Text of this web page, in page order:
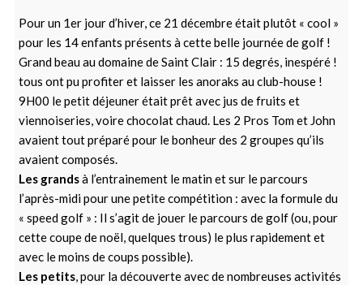
Pour un 1er jour d’hiver, ce 21 décembre était plutôt « cool »
pour les 14 enfants présents à cette belle journée de golf !
Grand beau au domaine de Saint Clair : 15 degrés, inespéré !
tous ont pu profiter et laisser les anoraks au club-house !
9H00 le petit déjeuner était prêt avec jus de fruits et
viennoiseries, voire chocolat chaud. Les 2 Pros Tom et John
avaient tout préparé pour le bonheur des 2 groupes qu’ils
avaient composés.
Les grandsà l’entrainement le matin et sur le parcours
l’après-midi pour une petite compétition : avec la formule du
« speed golf » : Il s’agit de jouer le parcours de golf (ou, pour
cette coupe de noël, quelques trous) le plus rapidement et
avec le moins de coups possible).
Les petits, pour la découverte avec de nombreuses activités